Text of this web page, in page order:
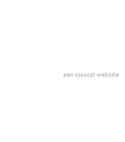
een sssssst website